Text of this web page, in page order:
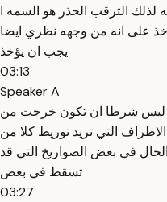
لذلك الترقب الحذر هو السمه ا
على انه من وجهه نظري ايضا
يجب ان يؤخذ
03:13
Speaker A
ليس شرطا ان تكون خرجت من
التي تريد توريط كلا من
في بعض الصواريخ التي قد
تسقط في بعض
03:27